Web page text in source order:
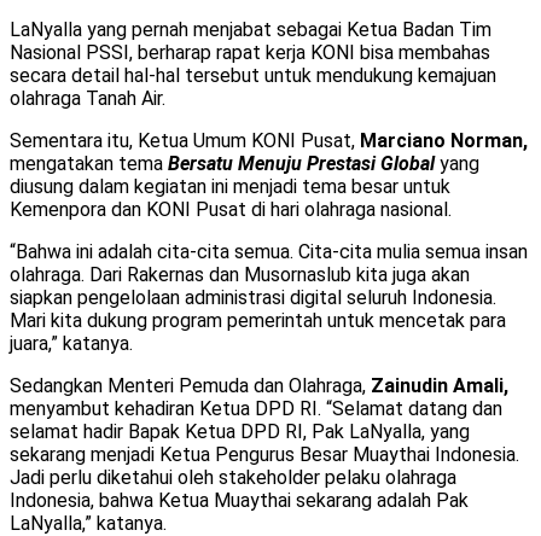
LaNyalla yang pernah menjabat sebagai Ketua Badan Tim
Nasional PSSI, berharap rapat kerja KONI bisa membahas
secara detail hal-hal tersebut untuk mendukung kemajuan
olahraga Tanah Air.
Sementara itu, Ketua Umum KONI Pusat, Marciano Norman,
mengatakan tema Bersatu Menuju Prestasi Globalyang
diusung dalam kegiatan ini menjadi tema besar untuk
Kemenpora dan KONI Pusat di hari olahraga nasional.
“Bahwa ini adalah cita-cita semua. Cita-cita mulia semua insan
olahraga. Dari Rakernas dan Musornaslub kita juga akan
siapkan pengelolaan administrasi digital seluruh Indonesia.
Mari kita dukung program pemerintah untuk mencetak para
juara,” katanya.
Sedangkan Menteri Pemuda dan Olahraga, Zainudin Amali,
menyambut kehadiran Ketua DPD RI. “Selamat datang dan
selamat hadir Bapak Ketua DPD RI, Pak LaNyalla, yang
sekarang menjadi Ketua Pengurus Besar Muaythai Indonesia.
Jadi perlu diketahui oleh stakeholder pelaku olahraga
Indonesia, bahwa Ketua Muaythai sekarang adalah Pak
LaNyalla,” katanya.